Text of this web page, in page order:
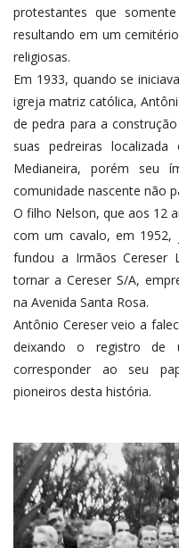
protestantes que
resultando em um
religiosas.
Em 1933, quando se
igreja matriz católica,
de pedra para a
suas pedreiras
Medianeira, porém seu
comunidade nascente não
O filho Nelson, que aos 12
com um cavalo, em 1952,
fundou a Irmãos
tornar a Cereser S/A,
na Avenida Santa Rosa.
Antônio Cereser veio a
deixando o registro de
corresponder ao seu
pioneiros desta história.